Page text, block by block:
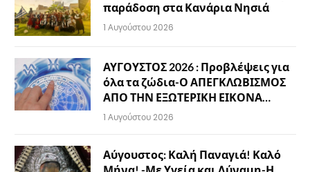
παράδοση στα Κανάρια Νησιά
1 Αυγούστου 2026
ΑΥΓΟΥΣΤΟΣ 2026 : Προβλέψεις για
όλα τα ζώδια-Ο ΑΠΕΓΚΛΩΒΙΣΜΟΣ
ΑΠΟ ΤΗΝ ΕΞΩΤΕΡΙΚΗ ΕΙΚΟΝΑ…
1 Αυγούστου 2026
Αύγουστος: Καλή Παναγιά! Καλό